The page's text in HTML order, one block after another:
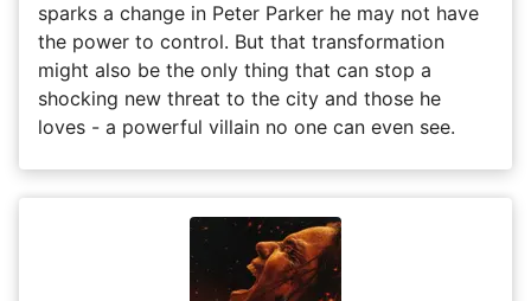
sparks a change in Peter Parker he may not have
the power to control. But that transformation
might also be the only thing that can stop a
shocking new threat to the city and those he
loves - a powerful villain no one can even see.